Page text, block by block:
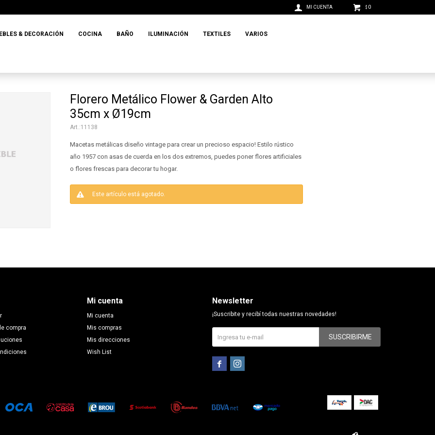
& DECORACIÓN COCINA BAÑO ILUMINACIÓN TEXTILES VARIOS
$ 0
Florero Metálico Flower & Garden Alto
35cm x Ø19cm
11138
Macetas metálicas diseño vintage para crear un precioso espacio! Estilo rústico
año 1957 con asas de cuerda en los dos extremos, puedes poner flores artificiales
o flores frescas para decorar tu hogar.
Este artículo está agotado.
compra
Mi cuenta
Mi cuenta
Mis compras
Mis direcciones
Wish List
Newsletter
¡Suscribite y recibí todas nuestras novedades!
SUSCRIBIRME
 